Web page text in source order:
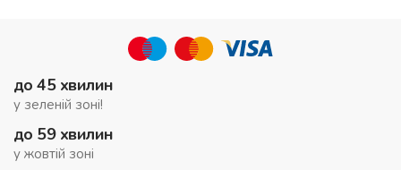
до 45 хвилин
у зеленій зоні!
до 59 хвилин
у жовтій зоні